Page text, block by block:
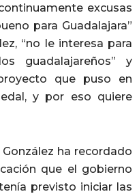
excusas
para Guadalajara”
“no le interesa para
guadalajareños” y
que puso en
y por eso quiere
ha recordado
que el gobierno
previsto iniciar las